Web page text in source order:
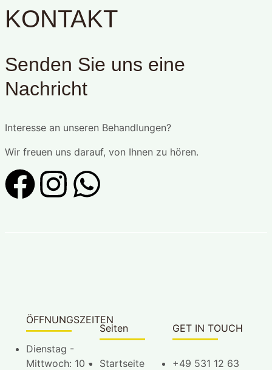
KONTAKT
Senden Sie uns eine
Nachricht
Interesse an unseren Behandlungen?
Wir freuen uns darauf, von Ihnen zu hören.
ÖFFNUNGSZEITEN
Dienstag -
Mittwoch: 10 -
Seiten
Startseite
GET IN TOUCH
+49 531 12 63